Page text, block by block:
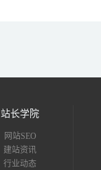
站长学院
网站SEO
建站资讯
行业动态